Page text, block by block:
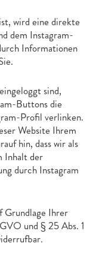
wird eine direkte
dem Instagram-
Informationen
sind,
Buttons die
Profil verlinken.
Website Ihrem
hin, dass wir als
Inhalt der
durch Instagram
Grundlage Ihrer
und § 25 Abs. 1